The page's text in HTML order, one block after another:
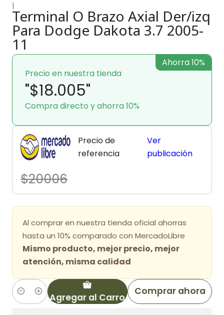
|
Terminal O Brazo Axial Der/izq
Para Dodge Dakota 3.7 2005-
11
Precio en nuestra tienda
"$18.005"
Compra directo y ahorra 10%
Ahorra 10%
Precio de
referencia
$20006
Ver
publicación
Al comprar en nuestra tienda oficial ahorras
hasta un 10% comparado con MercadoLibre
Mismo producto, mejor precio, mejor
atención, misma calidad
Cantidad Agregar al Carro
Comprar ahora